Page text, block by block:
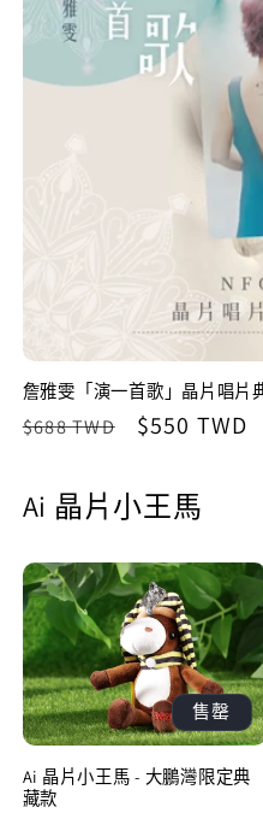
詹雅雯「演一首歌」晶片唱片
定
$688 TWD
售
$550 TWD
Ai 晶片小王馬
售罄
Ai 晶片小王馬 - 大鵬灣限定典
藏款